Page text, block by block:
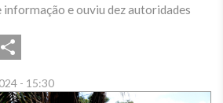
e ouviu dez autoridades
Email
- 15:30